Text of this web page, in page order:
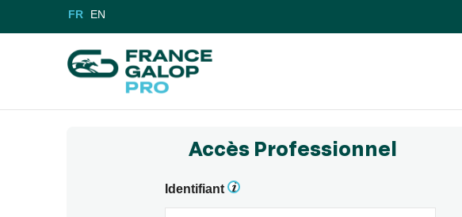
FR EN
Accès Professionnel
Identifiant